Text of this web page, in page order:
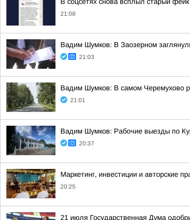
21:08
Вадим Шумков: В Заозерном
21:03
Вадим Шумков: В самом Черемухово
21:01
Вадим Шумков: Рабочие выезды по
20:37
Маркетинг, инвестиции и авторские
20:25
21 июля Государственная Дума